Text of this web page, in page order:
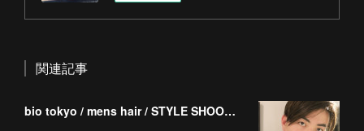
関連記事
bio tokyo / mens hair / STYLE SHOOTING